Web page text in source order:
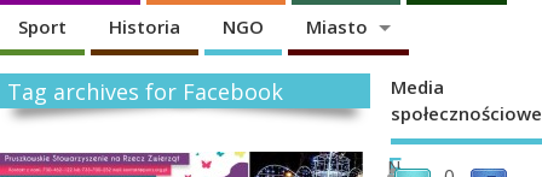
Sport Historia NGO Miasto
Tag archives for Facebook
F
N
Media
społecznościowe